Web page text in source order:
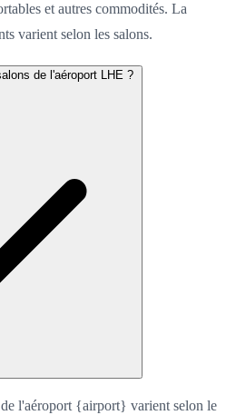
et autres commodités. La
varient selon les salons.
de l'aéroport LHE ?
l'aéroport {airport} varient selon le